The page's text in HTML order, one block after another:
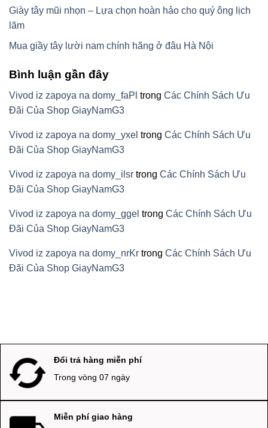
Giày tây mũi nhọn – Lựa chọn hoàn hảo cho quý ông lịch
lãm
Mua giầy tây lười nam chính hãng ở đâu Hà Nội
Bình luận gần đây
Vivod iz zapoya na domy_faPl trong Các Chính Sách Ưu
Đãi Của Shop GiayNamG3
Vivod iz zapoya na domy_yxel trong Các Chính Sách Ưu
Đãi Của Shop GiayNamG3
Vivod iz zapoya na domy_ilsr trong Các Chính Sách Ưu
Đãi Của Shop GiayNamG3
Vivod iz zapoya na domy_ggel trong Các Chính Sách Ưu
Đãi Của Shop GiayNamG3
Vivod iz zapoya na domy_nrKr trong Các Chính Sách Ưu
Đãi Của Shop GiayNamG3
Đổi trả hàng miễn phí
Trong vòng 07 ngày
Miễn phí giao hàng